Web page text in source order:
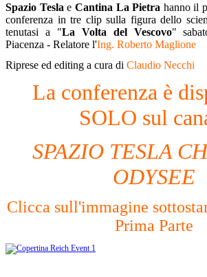
Spazio Tesla e Cantina La Pietra hanno il
conferenza in tre clip sulla figura dello
tenutasi a "La Volta del Vescovo"
Piacenza - Relatore l'Ing. Roberto Maglione
Riprese ed editing a cura di Claudio Necchi
La conferenza è
SOLO sul
SPAZIO TESLA
ODYSEE
Clicca sull'immagine
Prima Parte